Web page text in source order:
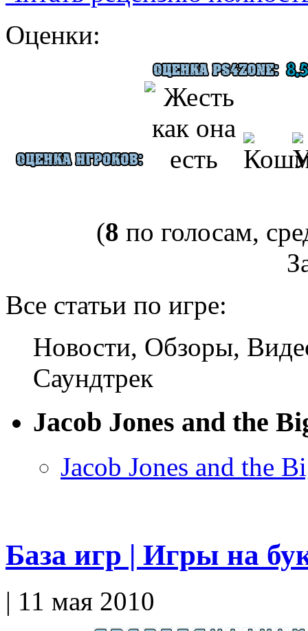
Оценки:
(8 по голосам,
Все статьи по игре:
Новости, Обзоры,
Саундтрек
Jacob Jones and the
Jacob Jones and the
База игр | Игры на
| 11 мая 2010